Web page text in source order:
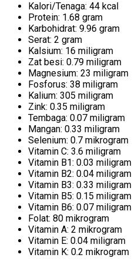
Kalori/Tenaga: 44 kcal
Protein: 1.68 gram
Karbohidrat: 9.96 gram
Serat: 2 gram
Kalsium: 16 miligram
Zat besi: 0.79 miligram
Magnesium: 23 miligram
Fosforus: 38 miligram
Kalium: 305 miligram
Zink: 0.35 miligram
Tembaga: 0.07 miligram
Mangan: 0.33 miligram
Selenium: 0.7 mikrogram
Vitamin C: 3.6 miligram
Vitamin B1: 0.03 miligram
Vitamin B2: 0.04 miligram
Vitamin B3: 0.33 miligram
Vitamin B5: 0.15 miligram
Vitamin B6: 0.07 miligram
Folat: 80 mikrogram
Vitamin A: 2 mikrogram
Vitamin E: 0.04 miligram
Vitamin K: 0.2 mikrogram